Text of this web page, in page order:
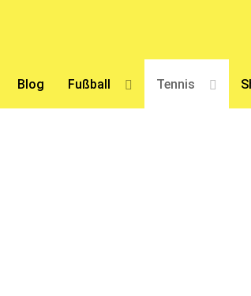
Blog Fußball Tennis